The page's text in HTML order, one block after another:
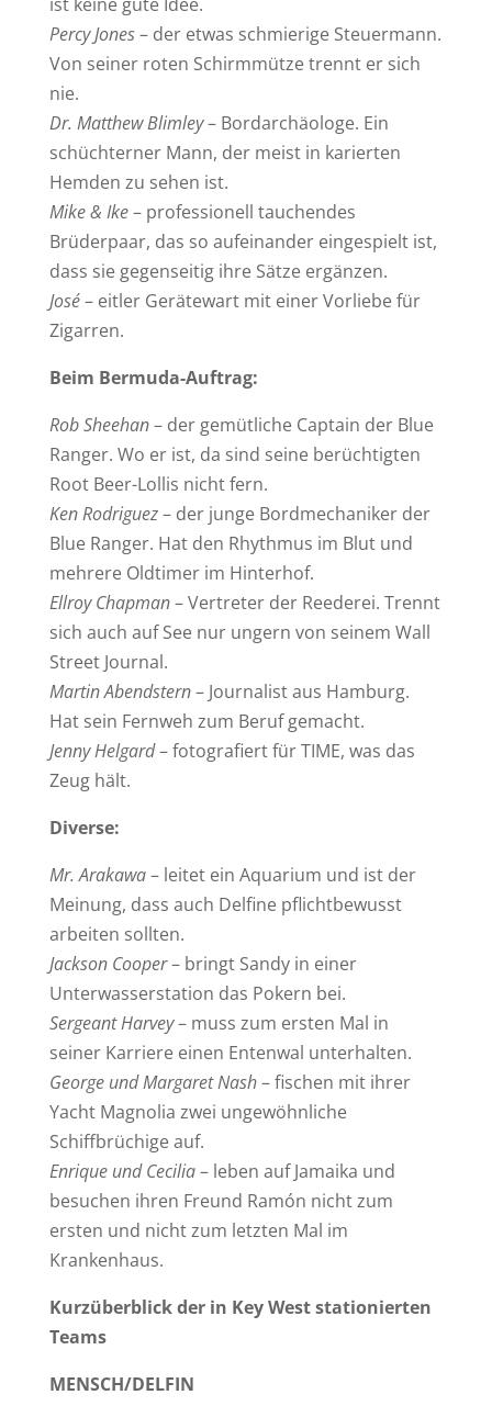
Percy Jones– der etwas schmierige Steuermann.
Von seiner roten Schirmmütze trennt er sich
nie.
Dr. Matthew Blimley– Bordarchäologe. Ein
schüchterner Mann, der meist in karierten
Hemden zu sehen ist.
Mike & Ike– professionell tauchendes
Brüderpaar, das so aufeinander eingespielt ist,
dass sie gegenseitig ihre Sätze ergänzen.
José– eitler Gerätewart mit einer Vorliebe für
Zigarren.
Beim Bermuda-Auftrag:
Rob Sheehan– der gemütliche Captain der Blue
Ranger. Wo er ist, da sind seine berüchtigten
Root Beer-Lollis nicht fern.
Ken Rodriguez– der junge Bordmechaniker der
Blue Ranger. Hat den Rhythmus im Blut und
mehrere Oldtimer im Hinterhof.
Ellroy Chapman– Vertreter der Reederei. Trennt
sich auch auf See nur ungern von seinem Wall
Street Journal.
Martin Abendstern– Journalist aus Hamburg.
Hat sein Fernweh zum Beruf gemacht.
Jenny Helgard– fotografiert für TIME, was das
Zeug hält.
Diverse:
Mr. Arakawa– leitet ein Aquarium und ist der
Meinung, dass auch Delfine pflichtbewusst
arbeiten sollten.
Jackson Cooper– bringt Sandy in einer
Unterwasserstation das Pokern bei.
Sergeant Harvey– muss zum ersten Mal in
seiner Karriere einen Entenwal unterhalten.
George und Margaret Nash– fischen mit ihrer
Yacht Magnolia zwei ungewöhnliche
Schiffbrüchige auf.
Enrique und Cecilia– leben auf Jamaika und
besuchen ihren Freund Ramón nicht zum
ersten und nicht zum letzten Mal im
Krankenhaus.
Kurzüberblick der in Key West stationierten
Teams
MENSCH/DELFIN